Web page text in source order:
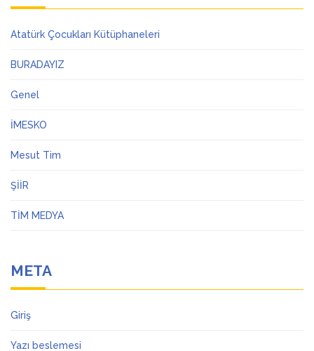
Atatürk Çocukları Kütüphaneleri
BURADAYIZ
Genel
İMESKO
Mesut Tim
ŞİİR
TİM MEDYA
META
Giriş
Yazı beslemesi